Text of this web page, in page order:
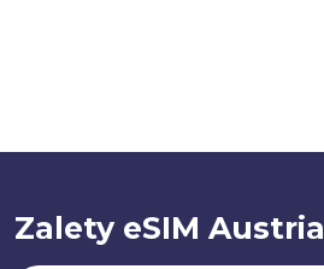
Zalety eSIM Austria